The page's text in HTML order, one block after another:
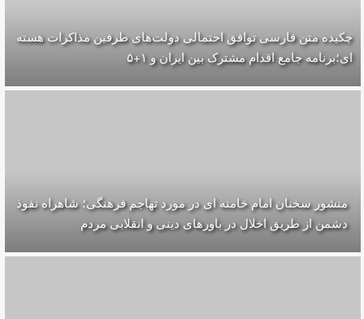
چکیده متن فارسی توافق احتمالی دولت‌های طرفین مذاکرات هسته
ای؛برنامه جامع اقدام مشترک بین ایران و ۱+۵
منشور سخنان امام خامنه ای در مورد تهاجم فرهنگی؛ شاهراه نفوذ
دشمن از طریق اخلال در باورهای دینی و انقلابی مردم